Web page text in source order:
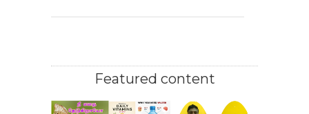
Featured content